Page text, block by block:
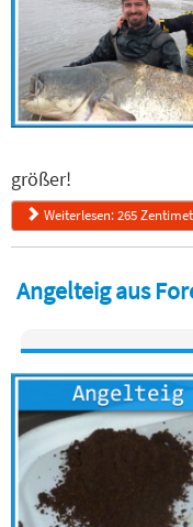
größer!
Weiterlesen: 265
Angelteig aus